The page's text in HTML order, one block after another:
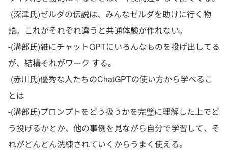
-(深津氏)ゼルダの伝説は、みんなゼルダを助けに行く物
語。これがそれぞれ違うと共通体験が作れない。
-(溝部氏)雑にチャットGPTにいろんなものを投げ出してる
が、結構それがワーク する。
-(赤川氏)優秀な人たちのChatGPTの使い方から学べるこ
とは
-(溝部氏)プロンプトをどう扱うかを完璧に理解した上でど
う投げるかとか、他の事例を見ながら自分で学習して、そ
れがどんどん洗練されていくからうまく使える。